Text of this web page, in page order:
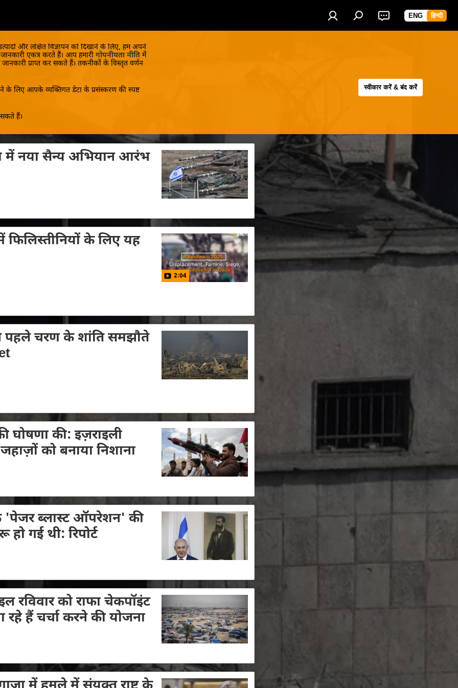
ENG हिन्दी
और लक्षित विज्ञापन को दिखाने के लिए, हम अपने
एकत्र करते हैं। आप हमारी गोपनीयता नीति में
प्राप्त कर सकते हैं। तकनीकों के विस्तृत वर्णन
के लिए आपके व्यक्तिगत डेटा के प्रसंस्करण की स्पष्ट
हैं।
स्वीकार करें & बंद करें
में नया सैन्य अभियान आरंभ
के लिए यह
2:04
पहले चरण के शांति समझौते
घोषणा की: इज़राइली
को बनाया निशाना
'पेजर ब्लास्ट ऑपरेशन' की
गई थी: रिपोर्ट
रविवार को राफा चेकपॉइंट
हैं चर्चा करने की योजना